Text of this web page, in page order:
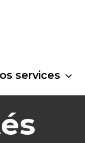
services